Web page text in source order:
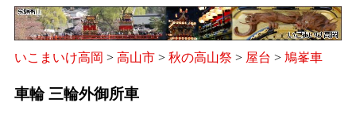
いこまいけ高岡 > 高山市 > 秋の高山祭 > 屋台 > 鳩峯車
車輪 三輪外御所車